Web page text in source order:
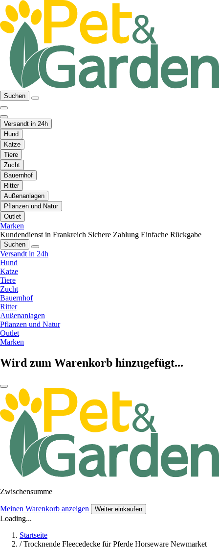
Suchen
Versandt in 24h
Hund
Katze
Tiere
Zucht
Bauernhof
Ritter
Außenanlagen
Pflanzen und Natur
Outlet
Marken
Kundendienst in Frankreich Sichere Zahlung Einfache Rückgabe
Suchen
Versandt in 24h
Hund
Katze
Tiere
Zucht
Bauernhof
Ritter
Außenanlagen
Pflanzen und Natur
Outlet
Marken
Wird zum Warenkorb hinzugefügt...
Zwischensumme
Meinen Warenkorb anzeigen Weiter einkaufen
Loading...
Startseite
/ Trocknende Fleecedecke für Pferde Horseware Newmarket